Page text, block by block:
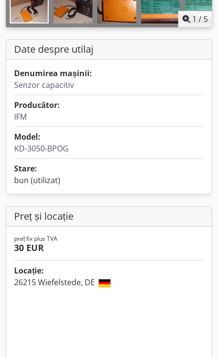
1 / 5
Date despre utilaj
Denumirea mașinii:
Senzor capacitiv
Producător:
IFM
Model:
KD-3050-BPOG
Stare:
bun (utilizat)
Preț și locație
preț fix plus TVA
30 EUR
Locație:
26215 Wiefelstede, DE